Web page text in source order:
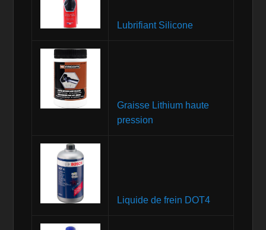
Lubrifiant Silicone
Graisse Lithium haute
pression
Liquide de frein DOT4